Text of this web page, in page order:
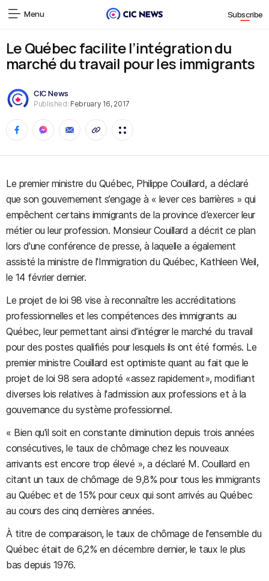
Menu Subscribe
Le Québec facilite l’intégration du
marché du travail pour les immigrants
CIC News
Published: February 16, 2017
Le premier ministre du Québec, Philippe Couillard, a déclaré
que son gouvernement s’engage à « lever ces barrières » qui
empêchent certains immigrants de la province d’exercer leur
métier ou leur profession. Monsieur Couillard a décrit ce plan
lors d'une conférence de presse, à laquelle a également
assisté la ministre de l'Immigration du Québec, Kathleen Weil,
le 14 février dernier.
Le projet de loi 98 vise à reconnaître les accréditations
professionnelles et les compétences des immigrants au
Québec, leur permettant ainsi d’intégrer le marché du travail
pour des postes qualifiés pour lesquels ils ont été formés. Le
premier ministre Couillard est optimiste quant au fait que le
projet de loi 98 sera adopté «assez rapidement», modifiant
diverses lois relatives à l'admission aux professions et à la
gouvernance du système professionnel.
« Bien qu'il soit en constante diminution depuis trois années
consécutives, le taux de chômage chez les nouveaux
arrivants est encore trop élevé », a déclaré M. Couillard en
citant un taux de chômage de 9,8% pour tous les immigrants
au Québec et de 15% pour ceux qui sont arrivés au Québec
au cours des cinq dernières années.
À titre de comparaison, le taux de chômage de l'ensemble du
Québec était de 6,2% en décembre dernier, le taux le plus
bas depuis 1976.